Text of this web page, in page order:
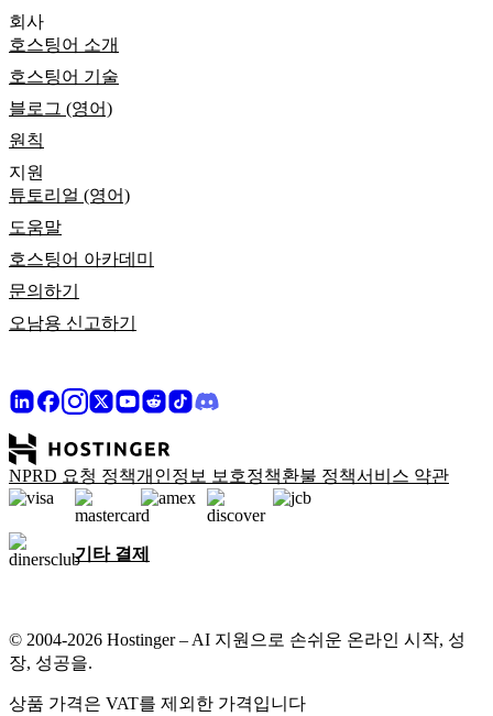
회사
호스팅어 소개
호스팅어 기술
블로그 (영어)
원칙
지원
튜토리얼 (영어)
도움말
호스팅어 아카데미
문의하기
오남용 신고하기
NPRD 요청 정책개인정보 보호정책환불 정책서비스 약관
기타 결제
© 2004-2026 Hostinger – AI 지원으로 손쉬운 온라인 시작, 성
장, 성공을.
상품 가격은 VAT를 제외한 가격입니다